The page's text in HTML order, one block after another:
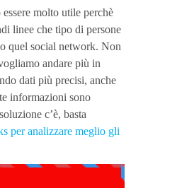
essere molto utile perchè
linee che tipo di persone
quel social network. Non
andare più in
dati più precisi, anche
informazioni sono
c’è, basta
per analizzare meglio gli